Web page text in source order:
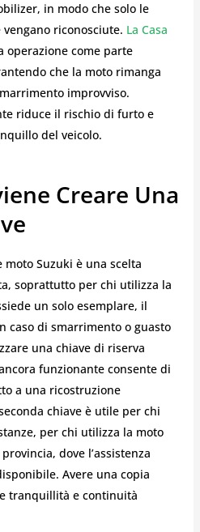
in modo che solo le
riconosciute. La Casa
operazione come parte
che la moto rimanga
improvviso.
riduce il rischio di furto e
del veicolo.
Creare Una
moto Suzuki è una scelta
soprattutto per chi utilizza la
un solo esemplare, il
caso di smarrimento o guasto
una chiave di riserva
funzionante consente di
a una ricostruzione
chiave è utile per chi
per chi utilizza la moto
dove l’assistenza
Avere una copia
tranquillità e continuità